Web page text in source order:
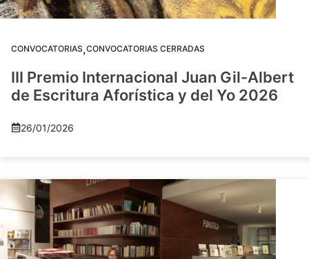
CONVOCATORIAS,CONVOCATORIAS CERRADAS
III Premio Internacional Juan Gil-Albert
de Escritura Aforística y del Yo 2026
26/01/2026